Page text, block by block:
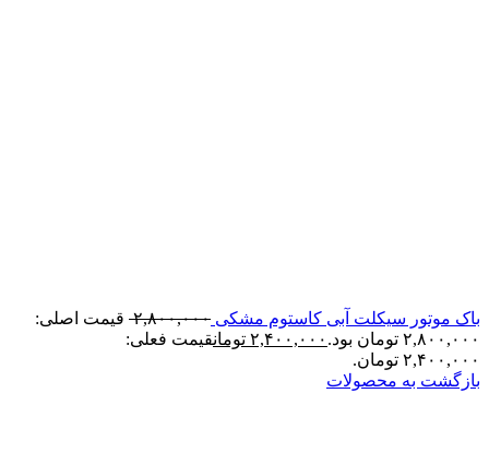
باک موتور سیکلت آبی کاستوم مشکی ۲,۸۰۰,۰۰۰ قیمت اصلی:
۲,۸۰۰,۰۰۰ تومان بود.
۲,۴۰۰,۰۰۰ تومانقیمت فعلی:
۲,۴۰۰,۰۰۰ تومان.
بازگشت به محصولات